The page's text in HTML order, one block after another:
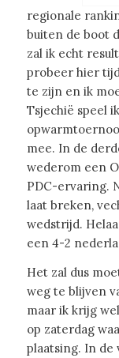
regionale
buiten de boot
zal ik echt
probeer hier
te zijn en ik
Tsjechië speel
mee. In de
wederom een
PDC-ervaring.
laat breken,
wedstrijd.
een 4-2
Het zal dus
weg te blijven
maar ik krijg
op zaterdag
plaatsing. In